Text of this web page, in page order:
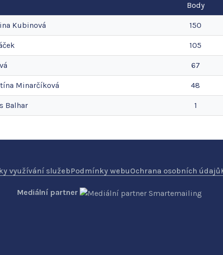
Body
Kubinová 150
105
67
Minarčíková 48
Balhar 1
využívání služebPodmínky webuOchrana osobních údajů
Mediální partner